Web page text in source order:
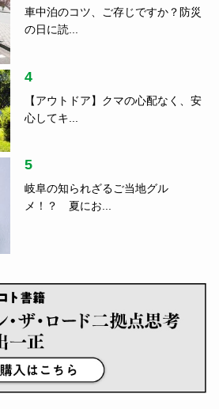
車中泊のコツ、ご存じですか？防災
の日に読...
4
【アウトドア】クマの心配なく、安
心してキ...
5
岐阜の知られざるご当地グル
メ！？ 夏にお...